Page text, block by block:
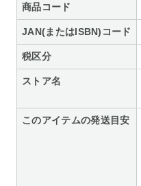
商品コード
JAN(またはISBN)コード
税区分
ストア名
このアイテムの発送目安